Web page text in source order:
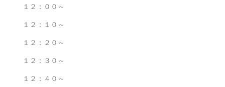
１２：００～
１２：１０～
１２：２０～
１２：３０～
１２：４０～